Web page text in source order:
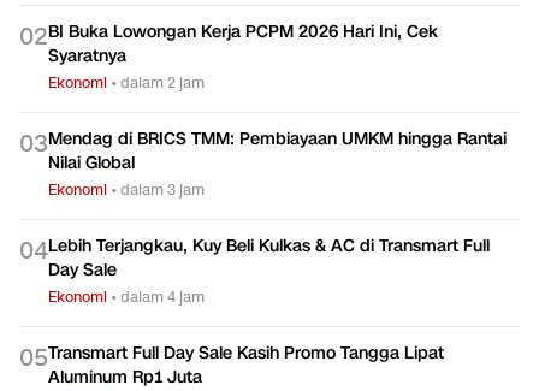
02BI Buka Lowongan Kerja PCPM 2026 Hari Ini, Cek
Syaratnya
Ekonomi •dalam 2 jam
03Mendag di BRICS TMM: Pembiayaan UMKM hingga Rantai
Nilai Global
Ekonomi •dalam 3 jam
04Lebih Terjangkau, Kuy Beli Kulkas & AC di Transmart Full
Day Sale
Ekonomi •dalam 4 jam
05Transmart Full Day Sale Kasih Promo Tangga Lipat
Aluminum Rp1 Juta